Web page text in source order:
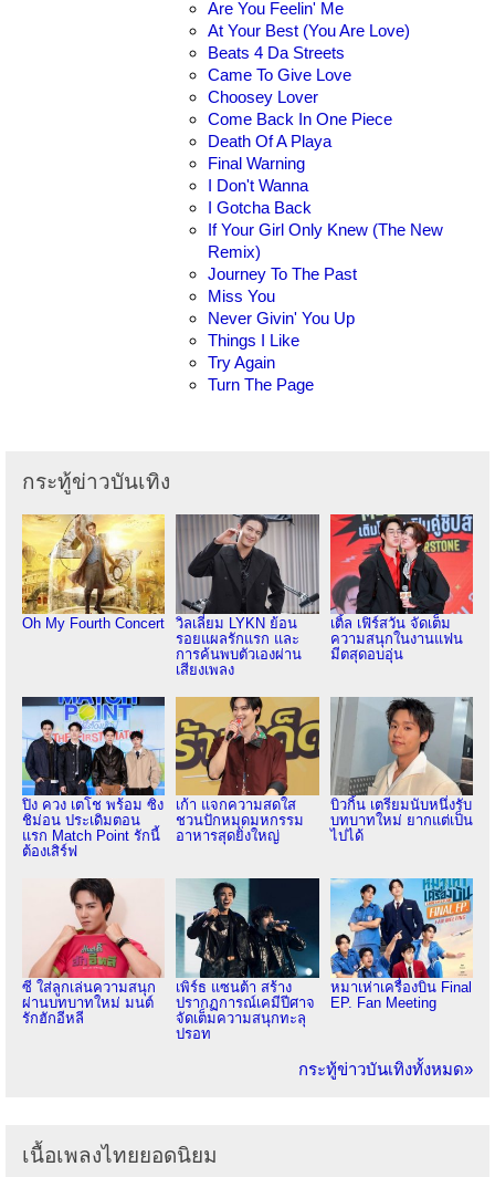
Are You Feelin' Me
At Your Best (You Are Love)
Beats 4 Da Streets
Came To Give Love
Choosey Lover
Come Back In One Piece
Death Of A Playa
Final Warning
I Don't Wanna
I Gotcha Back
If Your Girl Only Knew (The New
Remix)
Journey To The Past
Miss You
Never Givin' You Up
Things I Like
Try Again
Turn The Page
กระทู้ข่าวบันเทิง
Oh My Fourth Concert
วิลเลี่ยม LYKN ย้อน
รอยแผลรักแรก และ
การค้นพบตัวเองผ่าน
เสียงเพลง
เติ้ล เฟิร์สวัน จัดเต็ม
ความสนุกในงานแฟน
มีตสุดอบอุ่น
ปิง ควง เตโช พร้อม ซิง
ชิม่อน ประเดิมตอน
แรก Match Point รักนี้
ต้องเสิร์ฟ
เก้า แจกความสดใส
ชวนปักหมุดมหกรรม
อาหารสุดยิ่งใหญ่
บิวกิ้น เตรียมนับหนึ่งรับ
บทบาทใหม่ ยากแต่เป็น
ไปได้
ซี ใส่ลูกเล่นความสนุก
ผ่านบทบาทใหม่ มนต์
รักฮักอีหลี
เพิร์ธ แซนต้า สร้าง
ปรากฏการณ์เคมีปีศาจ
จัดเต็มความสนุกทะลุ
ปรอท
หมาเห่าเครื่องบิน Final
EP. Fan Meeting
กระทู้ข่าวบันเทิงทั้งหมด»
เนื้อเพลงไทยยอดนิยม